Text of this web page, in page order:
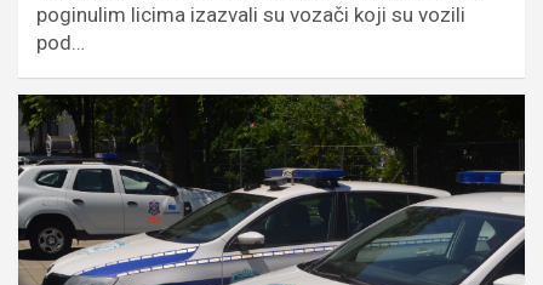
poginulim licima izazvali su vozači koji su vozili
pod…